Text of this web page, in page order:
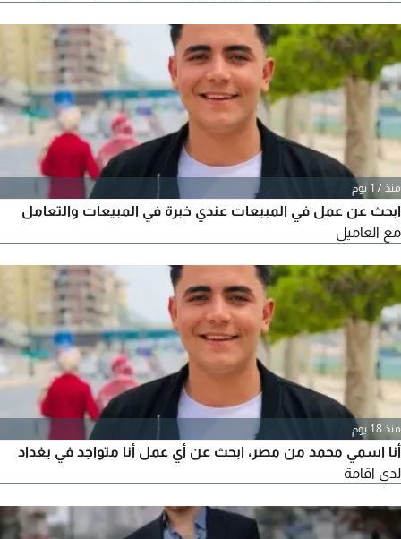
بمطاعم مؤمن. أتقن التسوية والتحضير والتجهيز والنظافة
منذ 17 يوم
ابحث عن عمل في المبيعات عندي خبرة في المبيعات والتعامل
مع العاميل
منذ 18 يوم
أنا اسمي محمد من مصر، ابحث عن أي عمل أنا متواجد في بغداد
لدي اقامة